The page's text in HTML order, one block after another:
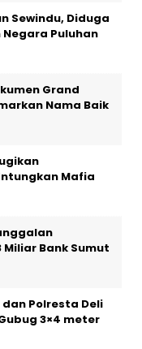
Sewindu, Diduga
Puluhan
Grand
Nama Baik
Mafia
Miliar Bank Sumut
Polresta Deli
3×4 meter